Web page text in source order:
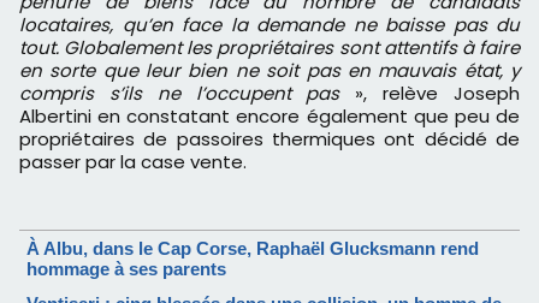
locataires, qu’en face la demande ne baisse pas du
tout. Globalement les propriétaires sont attentifs à faire
en sorte que leur bien ne soit pas en mauvais état, y
compris s’ils ne l’occupent pas», relève Joseph
Albertini en constatant encore également que peu de
propriétaires de passoires thermiques ont décidé de
passer par la case vente.
À Albu, dans le Cap Corse, Raphaël Glucksmann rend
hommage à ses parents